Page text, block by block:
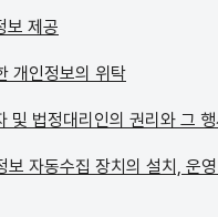
보 제공
개인정보의 위탁
및 법정대리인의 권리와 그
보 자동수집 장치의 설치, 운